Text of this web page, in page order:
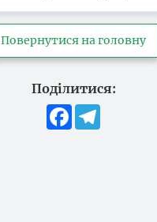
Повернутися на головну
Поділитися:
Facebook